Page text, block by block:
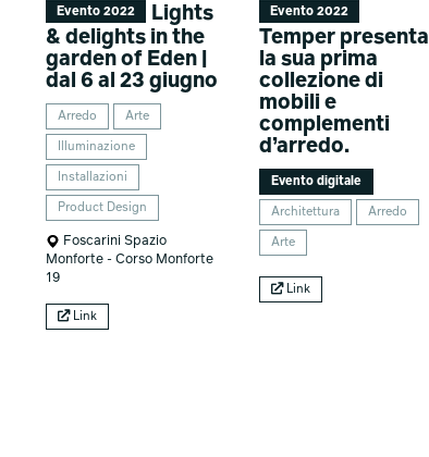
Evento 2022
Lights
& delights in the
garden of Eden |
dal 6 al 23 giugno
Arredo Arte
Illuminazione
Installazioni
Product Design
Foscarini Spazio
Monforte - Corso Monforte
19
Link
Evento 2022
Temper presenta
la sua prima
collezione di
mobili e
complementi
d’arredo.
Evento digitale
Architettura Arredo
Arte
Link